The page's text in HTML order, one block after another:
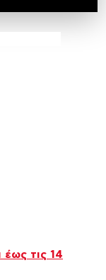
τις 14